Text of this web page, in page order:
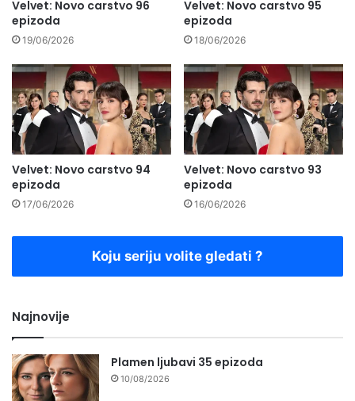
Velvet: Novo carstvo 96
epizoda
19/06/2026
Velvet: Novo carstvo 95
epizoda
18/06/2026
Velvet: Novo carstvo 94
epizoda
17/06/2026
Velvet: Novo carstvo 93
epizoda
16/06/2026
Koju seriju volite gledati ?
Najnovije
Plamen ljubavi 35 epizoda
10/08/2026